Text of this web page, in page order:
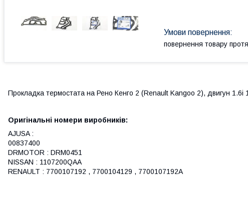
повернення товару
Прокладка термостата на Рено Кенго 2 (Renault Kangoo 2), двигун 1.6i
Оригінальні номери виробників:
AJUSA :
00837400
DRMOTOR : DRM0451
NISSAN : 1107200QAA
RENAULT : 7700107192 , 7700104129 , 7700107192A